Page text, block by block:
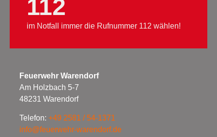
112
im Notfall immer die Rufnummer 112 wählen!
Feuerwehr Warendorf
Am Holzbach 5-7
48231 Warendorf
Telefon: +49 2581 / 54-1371
info@feuerwehr-warendorf.de